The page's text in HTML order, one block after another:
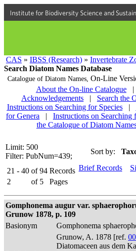
Institute for Biodiversity Science and
CAS » IBSS (Research) » Invertebrate
Search Diatom Names Database
Catalogue of Diatom Names, On-Line
About the On-line Catalogue
|
Acknowledgements
| Search the
Instructions on Searching for Species
|
for Genera
| Instructions on Searching
the Catalogue of Diatom
Limit: 500
Filter: PubNum=439;
Sort by:
21 - 40 of 94 Records
2
of 5 Pages
Brief Records
Gomphonema augur var.
Grunow 1878, p. 109
Basionym
Gomphonema
Grunow, A. 1878 [ref.
Diatomaceen aus dem